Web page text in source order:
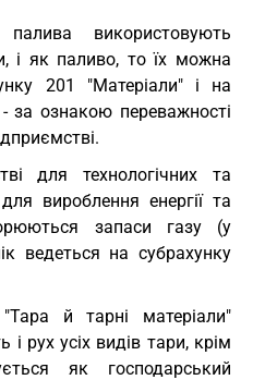
використовують
і як паливо, то їх можна
201 "Матеріали" і на
за ознакою переважності
для технологічних та
вироблення енергії та
запаси газу (у
ведеться на субрахунку
й тарні матеріали"
і рух усіх видів тари, крім
як господарський